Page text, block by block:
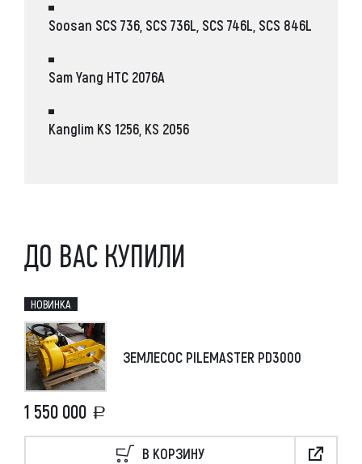
Soosan SCS 736, SCS 736L, SCS 746L, SCS 846L
Sam Yang HTC 2076A
Kanglim KS 1256, KS 2056
ДО ВАС КУПИЛИ
НОВИНКА
ЗЕМЛЕСОС PILEMASTER PD3000
1 550 000
В КОРЗИНУ